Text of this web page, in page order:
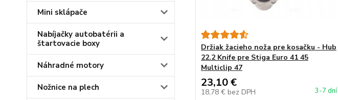
Mini sklápače
Nabíjačky autobatérii a
štartovacie boxy
Náhradné motory
Nožnice na plech
Držiak žacieho noža pre kosačku - Hub
22.2 Knife pre Stiga Euro 41 45
Multiclip 47
23,10 €
18,78 € bez DPH 3-7 dní